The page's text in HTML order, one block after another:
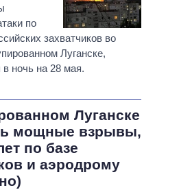
по
захватчиков во
Луганске,
ночь на 28 мая.
Луганске
мощные взрывы,
по базе
и аэродрому